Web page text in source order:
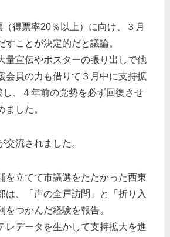
得票率20％以上）に向け、３月
すことが決定的だと議論。
量宣伝やポスターの張り出しで他
会員の力も借りて３月中に支持拡
、４年前の党勢を必ず回復させ
ました。
交流されました。
を立てて市議選をたたかった西東
は、「声の全戸訪問」と「折り入
をつかんだ経験を報告。
レデータを生かして支持拡大を進